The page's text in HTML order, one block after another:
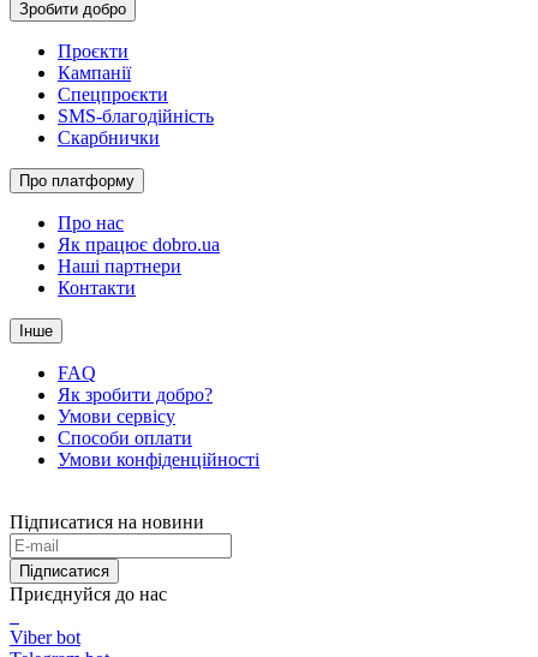
Зробити добро
Проєкти
Кампанії
Спецпроєкти
SMS-благодійність
Скарбнички
Про платформу
Про нас
Як працює dobro.ua
Наші партнери
Контакти
Інше
FAQ
Як зробити добро?
Умови сервісу
Способи оплати
Умови конфіденційності
Підписатися на новини
Підписатися
Приєднуйся до нас
Viber bot